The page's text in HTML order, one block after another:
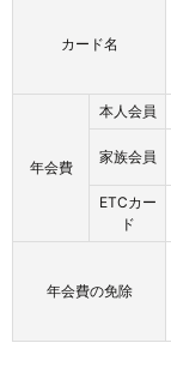
カード名
年会費
本人会員
家族会員
ETCカー
ド
年会費の免除